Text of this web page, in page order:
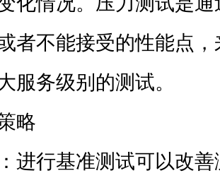
者不能接受的性能点
服务级别的测试。
略
进行基准测试可以改